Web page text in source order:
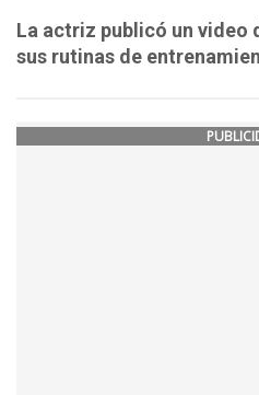
La actriz publicó un video
sus rutinas de